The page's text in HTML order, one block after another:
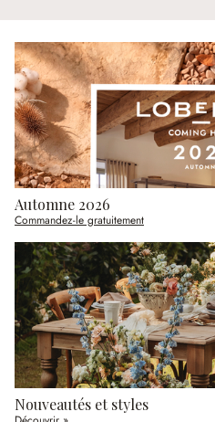
Automne 2026
Commandez-le gratuitement
Nouveautés et styles